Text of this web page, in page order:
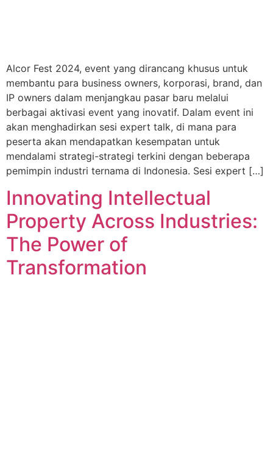
Alcor Fest 2024, event yang dirancang khusus untuk
membantu para business owners, korporasi, brand, dan
IP owners dalam menjangkau pasar baru melalui
berbagai aktivasi event yang inovatif. Dalam event ini
akan menghadirkan sesi expert talk, di mana para
peserta akan mendapatkan kesempatan untuk
mendalami strategi-strategi terkini dengan beberapa
pemimpin industri ternama di Indonesia. Sesi expert […]
Innovating Intellectual
Property Across Industries:
The Power of
Transformation